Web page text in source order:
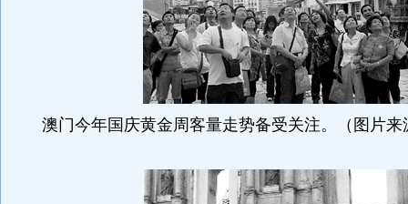
澳门今年国庆黄金周客量走势备受关注。（图片